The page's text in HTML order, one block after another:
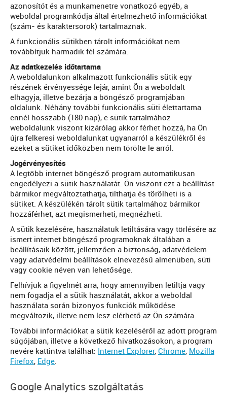
azonosítót és a munkamenetre vonatkozó egyéb, a
weboldal programkódja által értelmezhető információkat
(szám- és karaktersorok) tartalmaznak.
A funkcionális sütikben tárolt információkat nem
továbbítjuk harmadik fél számára.
Az adatkezelés időtartama
A weboldalunkon alkalmazott funkcionális sütik egy
részének érvényessége lejár, amint Ön a weboldalt
elhagyja, illetve bezárja a böngésző programjában
oldalunk. Néhány további funkcionális süti élettartama
ennél hosszabb (180 nap), e sütik tartalmához
weboldalunk viszont kizárólag akkor férhet hozzá, ha Ön
újra felkeresi weboldalunkat ugyanarról a készülékről és
ezeket a sütiket időközben nem törölte le arról.
Jogérvényesítés
A legtöbb internet böngésző program automatikusan
engedélyezi a sütik használatát. Ön viszont ezt a beállítást
bármikor megváltoztathatja, tilthatja és törölheti is a
sütiket. A készülékén tárolt sütik tartalmához bármikor
hozzáférhet, azt megismerheti, megnézheti.
A sütik kezelésére, használatuk letiltására vagy törlésére az
ismert internet böngésző programoknak általában a
beállításaik között, jellemzően a biztonság, adatvédelem
vagy adatvédelmi beállítások elnevezésű almenüben, süti
vagy cookie néven van lehetősége.
Felhívjuk a figyelmét arra, hogy amennyiben letiltja vagy
nem fogadja el a sütik használatát, akkor a weboldal
használata során bizonyos funkciók működése
megváltozik, illetve nem lesz elérhető az Ön számára.
További információkat a sütik kezeléséről az adott program
súgójában, illetve a következő hivatkozásokon, a program
nevére kattintva találhat: Internet Explorer, Chrome, Mozilla
Firefox, Edge.
Google Analytics szolgáltatás